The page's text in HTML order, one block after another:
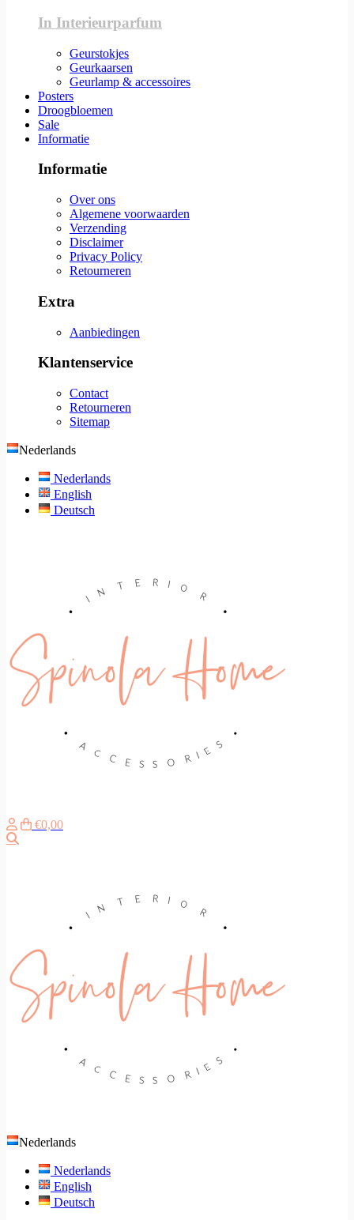
In Interieurparfum
Geurstokjes
Geurkaarsen
Geurlamp & accessoires
Posters
Droogbloemen
Sale
Informatie
Informatie
Over ons
Algemene voorwaarden
Verzending
Disclaimer
Privacy Policy
Retourneren
Extra
Aanbiedingen
Klantenservice
Contact
Retourneren
Sitemap
Nederlands
Nederlands
English
Deutsch
€0,00
Nederlands
Nederlands
English
Deutsch